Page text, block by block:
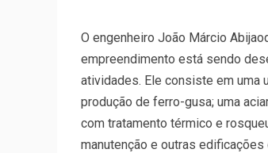
O engenheiro João Márcio
empreendimento está sendo
atividades. Ele consiste em uma
produção de ferro-gusa; uma
com tratamento térmico e
manutenção e outras edificações